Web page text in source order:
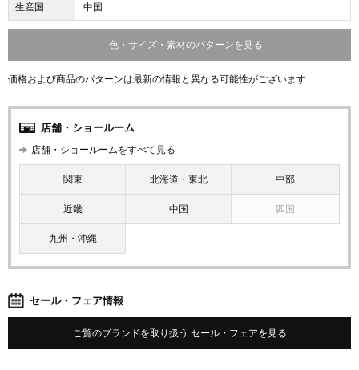
生産国 中国
色・サイズ・素材のパターンを見る
価格および商品のパターンは最新の情報と異なる可能性がございます
店舗・ショールーム
店舗・ショールームをすべて見る
関東 北海道・東北 中部
近畿 中国 四国
九州・沖縄
セール・フェア情報
ご覧のブランドを取り扱う セール・フェアを見る